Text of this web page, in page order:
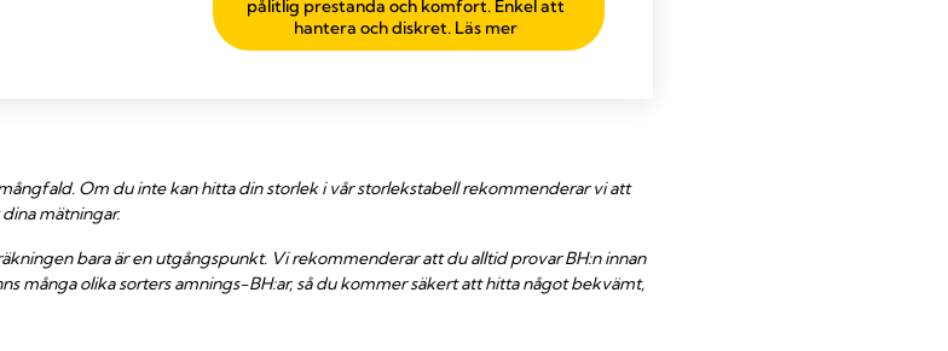
pålitlig prestanda och komfort. Enkel att
hantera och diskret. Läs mer
Om du inte kan hitta din storlek i vår storlekstabell rekommenderar vi att
mätningar.
bara är en utgångspunkt. Vi rekommenderar att du alltid provar BH:n innan
många olika sorters amnings-BH:ar, så du kommer säkert att hitta något bekvämt,